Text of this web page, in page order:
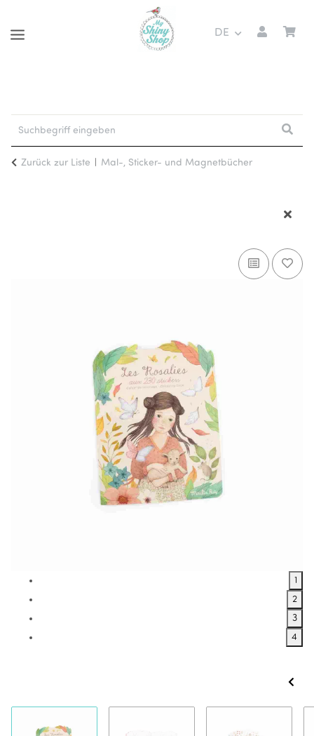
DE
Zurück zur Liste Mal-, Sticker- und Magnetbücher
1
2
3
4